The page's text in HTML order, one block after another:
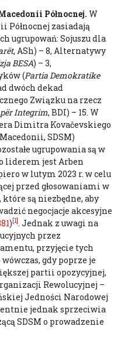
Północnej. W
Północnej zasiadają
ugrupowań: Sojuszu dla
, ASh) – 8, Alternatywy
BESA) – 3,
(Partia Demokratike
dwóch dekad
Związku na rzecz
Integrim, BDI) – 15. W
Dimitra Kovačevskiego
SDSM)
ugrupowania są w
liderem jest Arben
w lutym 2023 r. w celu
przed głosowaniami w
są niezbędne, aby
negocjacje akcesyjne
) [1] . Jednak z uwagi na
przez
przyjęcie tych
gdy poprze je
partii opozycyjnej,
Rewolucyjnej –
Jedności Narodowej
jednak sprzeciwia
SDSM o prowadzenie